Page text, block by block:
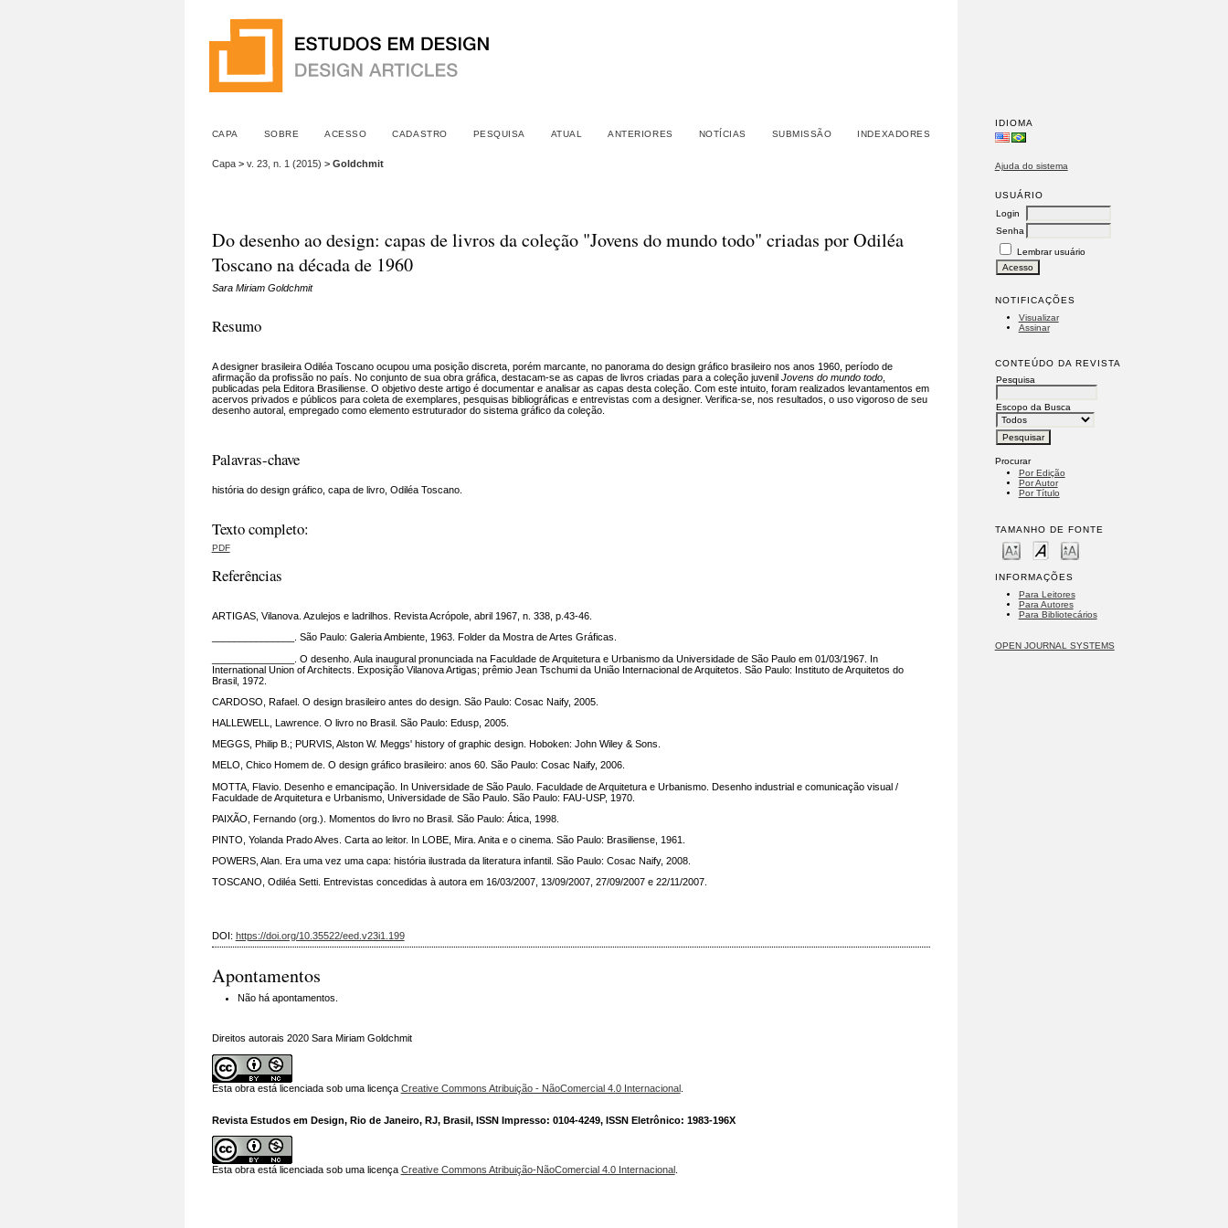
IDIOMA
Ajuda do sistema
USUÁRIO
Login
Senha
Lembrar usuário
NOTIFICAÇÕES
Visualizar
Assinar
CONTEÚDO DA REVISTA
Pesquisa
Escopo da Busca
Procurar
Por Edição
Por Autor
Por Título
TAMANHO DE FONTE
INFORMAÇÕES
Para Leitores
Para Autores
Para Bibliotecários
OPEN JOURNAL SYSTEMS
CAPA SOBRE ACESSO CADASTRO PESQUISA ATUAL ANTERIORES NOTÍCIAS SUBMISSÃO INDEXADORES
Capa> v. 23, n. 1 (2015) > Goldchmit
Do desenho ao design: capas de livros da coleção "Jovens do mundo todo" criadas por Odiléa
Toscano na década de 1960
Sara Miriam Goldchmit
Resumo
A designer brasileira Odiléa Toscano ocupou uma posição discreta, porém marcante, no panorama do design gráfico brasileiro nos anos 1960, período de
afirmação da profissão no país. No conjunto de sua obra gráfica, destacam-se as capas de livros criadas para a coleção juvenil Jovens do mundo todo,
publicadas pela Editora Brasiliense. O objetivo deste artigo é documentar e analisar as capas desta coleção. Com este intuito, foram realizados levantamentos em
acervos privados e públicos para coleta de exemplares, pesquisas bibliográficas e entrevistas com a designer. Verifica-se, nos resultados, o uso vigoroso de seu
desenho autoral, empregado como elemento estruturador do sistema gráfico da coleção.
Palavras-chave
história do design gráfico, capa de livro, Odiléa Toscano.
Texto completo:
PDF
Referências
ARTIGAS, Vilanova. Azulejos e ladrilhos. Revista Acrópole, abril 1967, n. 338, p.43-46.
_______________. São Paulo: Galeria Ambiente, 1963. Folder da Mostra de Artes Gráficas.
_______________. O desenho. Aula inaugural pronunciada na Faculdade de Arquitetura e Urbanismo da Universidade de São Paulo em 01/03/1967. In
International Union of Architects. Exposição Vilanova Artigas; prêmio Jean Tschumi da União Internacional de Arquitetos. São Paulo: Instituto de Arquitetos do
Brasil, 1972.
CARDOSO, Rafael. O design brasileiro antes do design. São Paulo: Cosac Naify, 2005.
HALLEWELL, Lawrence. O livro no Brasil. São Paulo: Edusp, 2005.
MEGGS, Philip B.; PURVIS, Alston W. Meggs' history of graphic design. Hoboken: John Wiley & Sons.
MELO, Chico Homem de. O design gráfico brasileiro: anos 60. São Paulo: Cosac Naify, 2006.
MOTTA, Flavio. Desenho e emancipação. In Universidade de São Paulo. Faculdade de Arquitetura e Urbanismo. Desenho industrial e comunicação visual /
Faculdade de Arquitetura e Urbanismo, Universidade de São Paulo. São Paulo: FAU-USP, 1970.
PAIXÃO, Fernando (org.). Momentos do livro no Brasil. São Paulo: Ática, 1998.
PINTO, Yolanda Prado Alves. Carta ao leitor. In LOBE, Mira. Anita e o cinema. São Paulo: Brasiliense, 1961.
POWERS, Alan. Era uma vez uma capa: história ilustrada da literatura infantil. São Paulo: Cosac Naify, 2008.
TOSCANO, Odiléa Setti. Entrevistas concedidas à autora em 16/03/2007, 13/09/2007, 27/09/2007 e 22/11/2007.
DOI: https://doi.org/10.35522/eed.v23i1.199
Apontamentos
Não há apontamentos.
Direitos autorais 2020 Sara Miriam Goldchmit
Esta obra está licenciada sob uma licença Creative Commons Atribuição - NãoComercial 4.0 Internacional.
Revista Estudos em Design, Rio de Janeiro, RJ, Brasil, ISSN Impresso: 0104-4249, ISSN Eletrônico: 1983-196X
Esta obra está licenciada sob uma licença Creative Commons Atribuição-NãoComercial 4.0 Internacional